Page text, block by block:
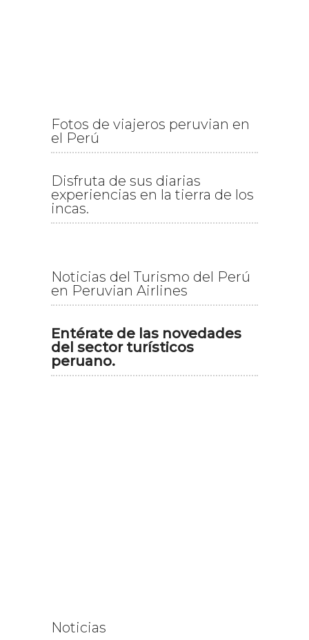
Fotos de viajeros peruvian en
el Perú
Disfruta de sus diarias
experiencias en la tierra de los
incas.
Noticias del Turismo del Perú
en Peruvian Airlines
Entérate de las novedades
del sector turísticos
peruano.
Noticias